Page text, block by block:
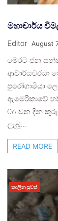
මහාචාර්ය
Editor August
මෙරට ජන
ආචාර්යවරයා
පුරෝගාමියා
ඇමෙරිකාවේ
06 වන දින
ලැබූ…
READ MORE
කාලීන පුවත්